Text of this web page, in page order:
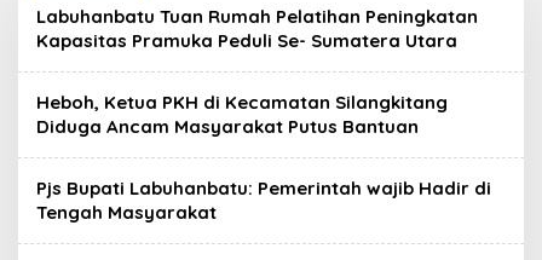
s
a
d
a
p
n
e
.
c
o
m
Labuhanbatu Tuan Rumah Pelatihan Peningkatan
Kapasitas Pramuka Peduli Se- Sumatera Utara
Heboh, Ketua PKH di Kecamatan Silangkitang
Diduga Ancam Masyarakat Putus Bantuan
Pjs Bupati Labuhanbatu: Pemerintah wajib Hadir di
Tengah Masyarakat